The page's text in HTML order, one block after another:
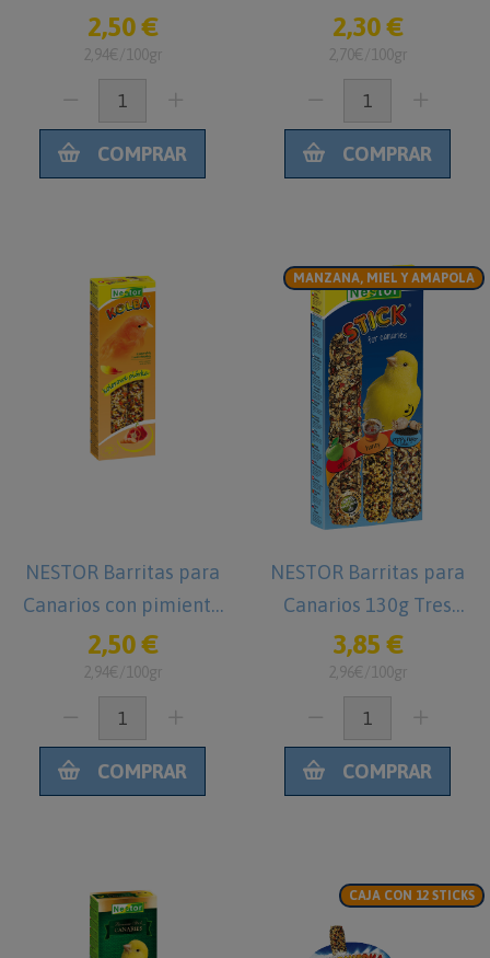
85g
2,50 €
2,94€/100gr
COMPRAR
2,30 €
2,70€/100gr
COMPRAR
NESTOR Barritas para
Canarios con pimiento
y zanahoria 85g
2,50 €
2,94€/100gr
COMPRAR
MANZANA, MIEL Y AMAPOLA
NESTOR Barritas para
Canarios 130g Tres
Sabores
3,85 €
2,96€/100gr
COMPRAR
CAJA CON 12 STICKS